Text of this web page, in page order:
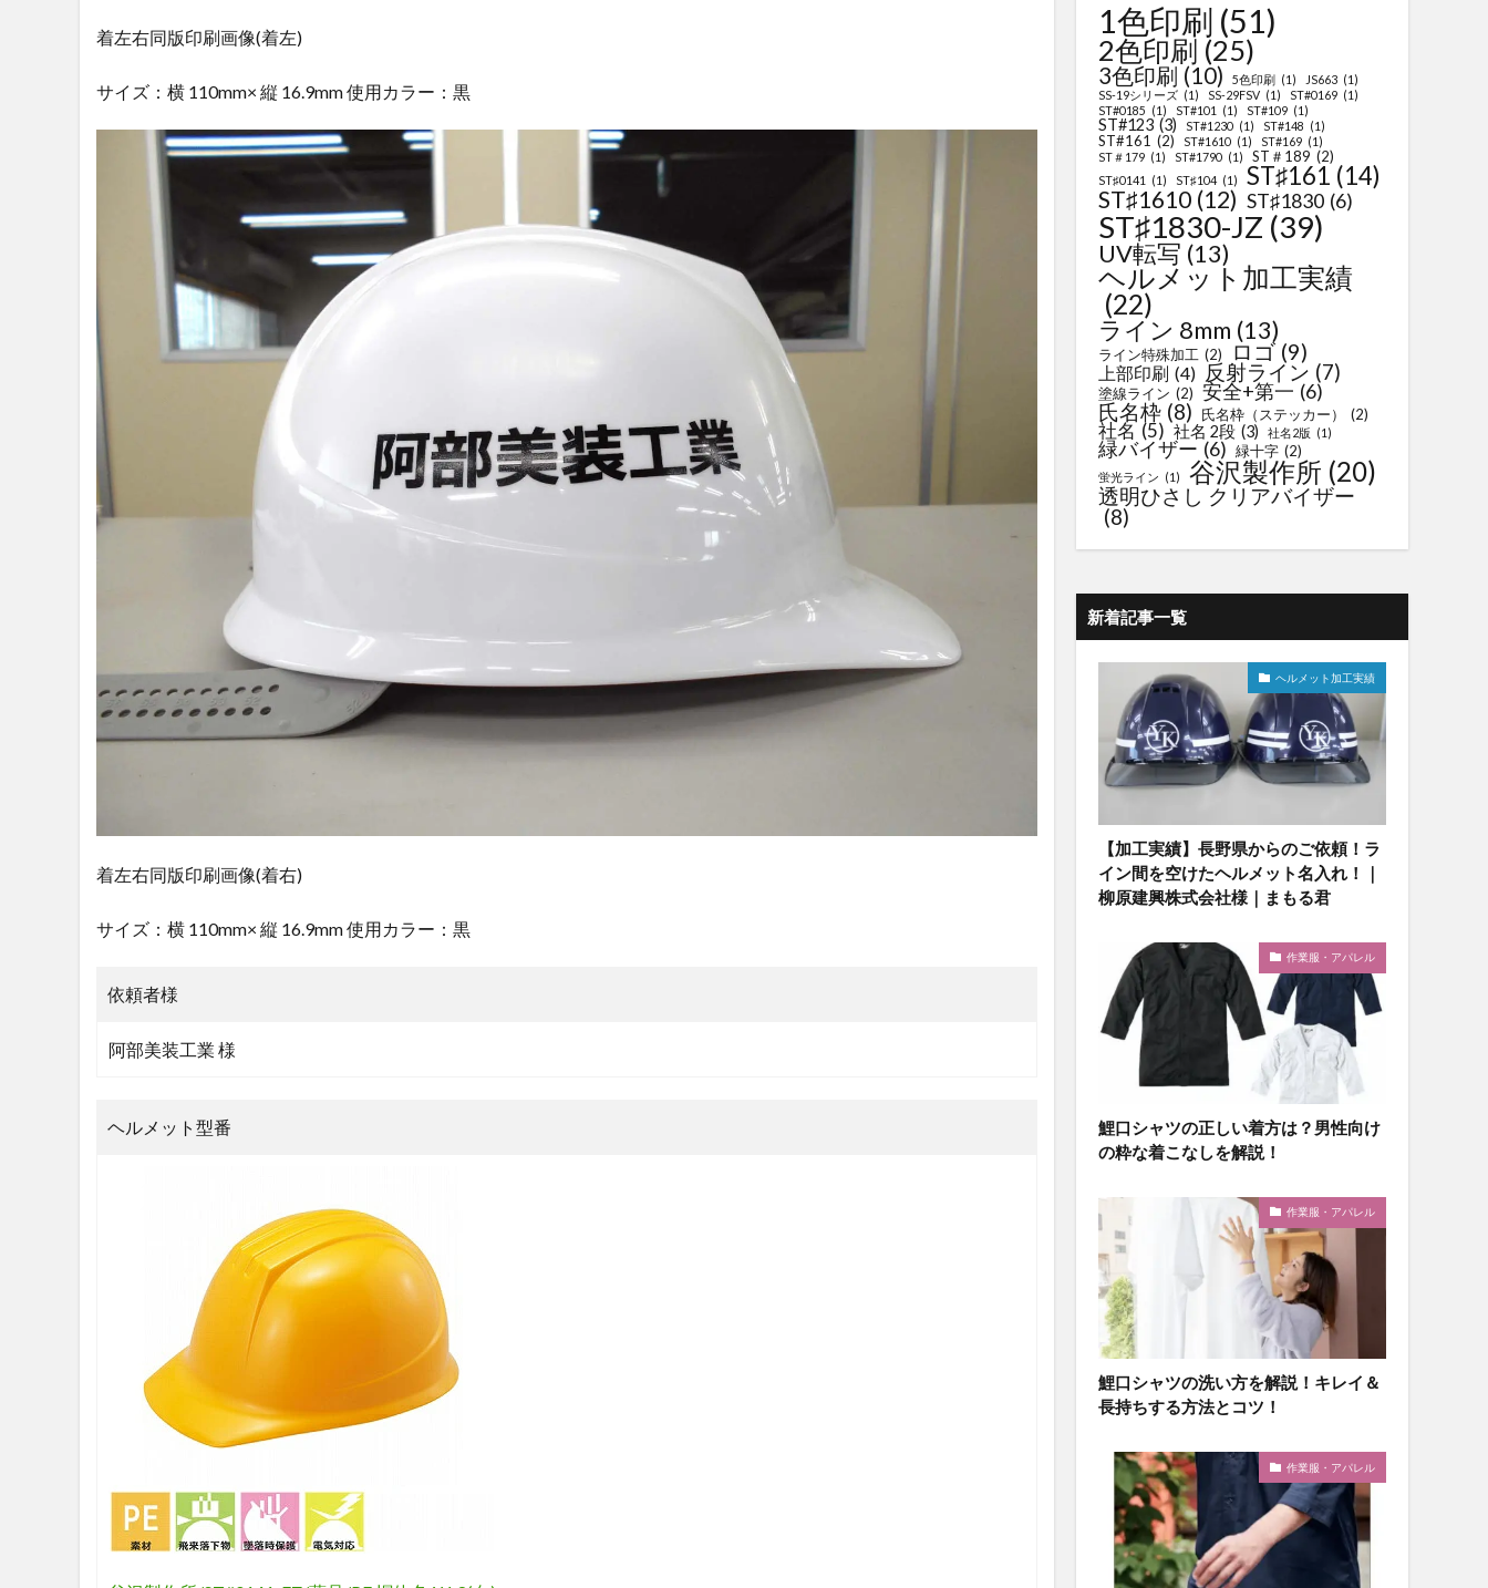
着左右同版印刷画像(着左)
サイズ：横 110mm× 縦 16.9mm 使用カラー：黒
着左右同版印刷画像(着右)
サイズ：横 110mm× 縦 16.9mm 使用カラー：黒
依頼者様
阿部美装工業 様
ヘルメット型番
1色印刷 (51)
2色印刷 (25)
3色印刷 (10) 5色印刷 (1) JS663 (1)
SS-19シリーズ (1) SS-29FSV (1) ST#0169 (1)
ST#0185 (1) ST#101 (1) ST#109 (1)
ST#123 (3) ST#1230 (1) ST#148 (1)
ST#161 (2) ST#1610 (1) ST#169 (1)
ST＃179 (1) ST#1790 (1) ST＃189 (2)
ST♯0141 (1) ST♯104 (1) ST♯161 (14)
ST♯1610 (12) ST♯1830 (6)
ST♯1830-JZ (39)
UV転写 (13)
ヘルメット加工実績
(22)
ライン 8mm (13)
ライン特殊加工 (2) ロゴ (9)
上部印刷 (4) 反射ライン (7)
塗線ライン (2) 安全+第一 (6)
氏名枠 (8) 氏名枠（ステッカー） (2)
社名 (5) 社名 2段 (3) 社名2版 (1)
緑バイザー (6) 緑十字 (2)
蛍光ライン (1) 谷沢製作所 (20)
透明ひさし クリアバイザー
(8)
新着記事一覧
ヘルメット加工実績
【加工実績】長野県からのご依頼！ラ
イン間を空けたヘルメット名入れ！｜
柳原建興株式会社様｜まもる君
作業服・アパレル
鯉口シャツの正しい着方は？男性向け
の粋な着こなしを解説！
作業服・アパレル
鯉口シャツの洗い方を解説！キレイ＆
長持ちする方法とコツ！
作業服・アパレル